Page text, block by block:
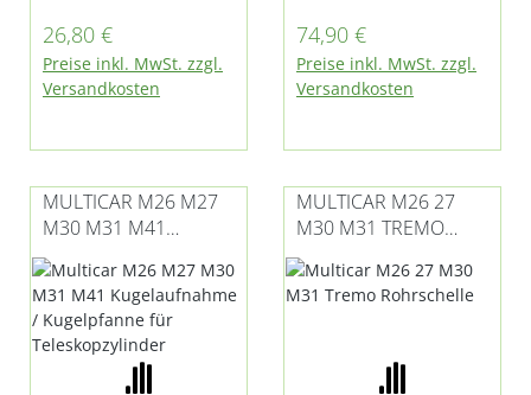
Regulärer Preis:
26,80 €
Preise inkl. MwSt. zzgl.
Versandkosten
Regulärer Preis:
74,90 €
Preise inkl. MwSt. zzgl.
Versandkosten
MULTICAR M26 M27
M30 M31 M41
KUGELAUFNAHME /
KUGELPFANNE FÜR
TELESKOPZYLINDER
MULTICAR M26 27
M30 M31 TREMO
ROHRSCHELLE